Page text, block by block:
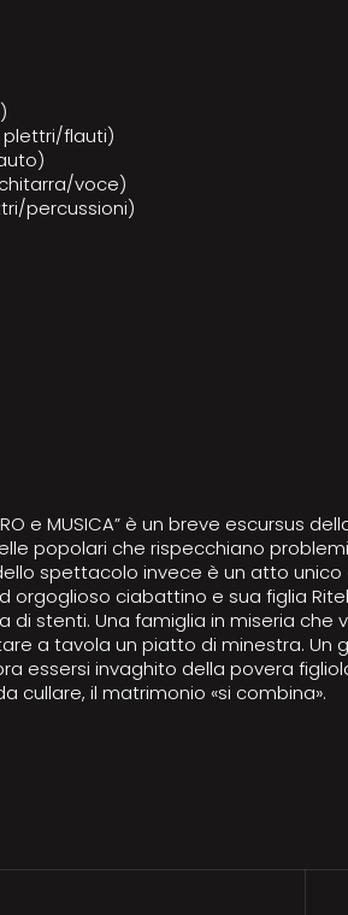
plettri/flauti)
voce)
percussioni)
e MUSICA” è un breve escursus
popolari che rispecchiano
spettacolo invece è un atto unico
orgoglioso ciabattino e sua figlia
di stenti. Una famiglia in miseria che
a tavola un piatto di minestra. Un
essersi invaghito della povera
cullare, il matrimonio «si combina».